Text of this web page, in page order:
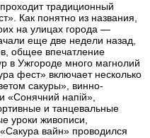
традиционный
Как понятно из названия,
на улицах города —
еще две недели назад,
общее впечатление
в Ужгороде много магнолий
фест» включает несколько
сакуры», винно-
«Сонячний напій»,
и танцевальные
уроки живописи,
вайн» проводился